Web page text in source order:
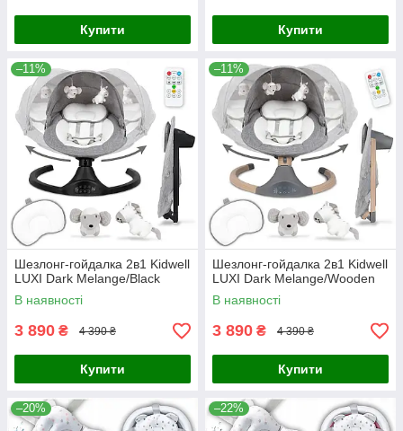
Купити Купити
–11%
Шезлонг-гойдалка 2в1 Kidwell
LUXI Dark Melange/Black
В наявності
3 890 ₴ 4 390 ₴
Купити
–11%
Шезлонг-гойдалка 2в1 Kidwell
LUXI Dark Melange/Wooden
В наявності
3 890 ₴ 4 390 ₴
Купити
–20% –22%